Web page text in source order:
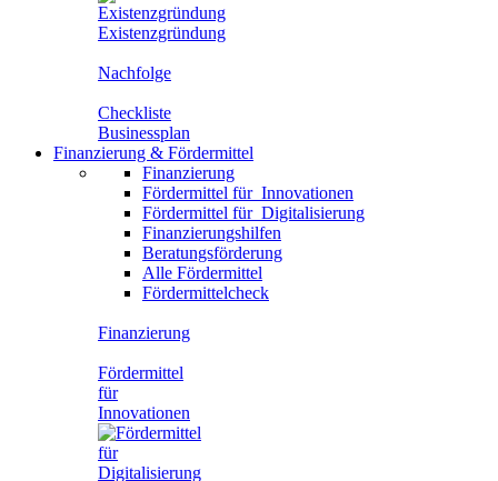
Existenzgründung
Nachfolge
Checkliste
Businessplan
Finanzierung & Fördermittel
Finanzierung
Fördermittel für Innovationen
Fördermittel für Digitalisierung
Finanzierungshilfen
Beratungsförderung
Alle Fördermittel
Fördermittelcheck
Finanzierung
Fördermittel
für
Innovationen